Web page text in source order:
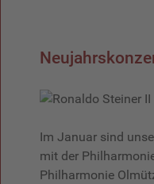
Im Januar sind
mit der
Philharmonie